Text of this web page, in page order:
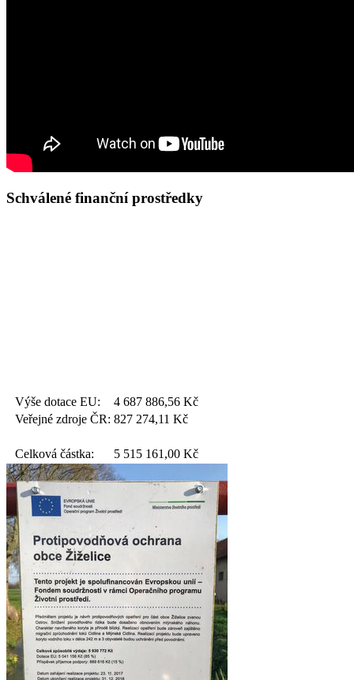
Schválené finanční prostředky
Výše dotace EU: 4 687 886,56 Kč
Veřejné zdroje ČR: 827 274,11 Kč
Celková částka: 5 515 161,00 Kč